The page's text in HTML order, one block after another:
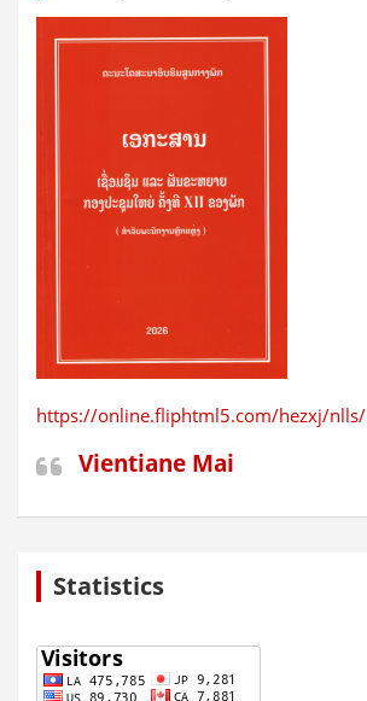
https://online.fliphtml5.com/hezxj/nlls/
Vientiane Mai
Statistics